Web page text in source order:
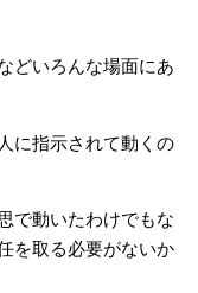
どいろんな場面にあ
に指示されて動くの
で動いたわけでもな
を取る必要がないか